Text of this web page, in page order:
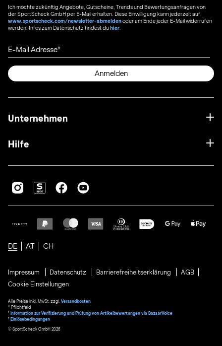
Ich möchte zukünftig Angebote, Gutscheine, Trends und Bewertungsanfragen von
der SportScheck GmbH per E-Mail erhalten. Diese Einwilligung kann jederzeit auf
www.sportscheck.com/newsletter-abmeldenoder am Ende jeder E-Mail widerrufen
werden. Infos zum Datenschutz findest duhier
E-Mail Adresse
Anmelden
Unternehmen
Hilfe
DE AT CH
Impressum Datenschutz Barrierefreiheitserklärung
AGB
Cookie Einstellungen
Alle Preise inkl. MwSt. zzgl. Versandkosten
* Pflichtfeld
1
Information zur Verifizierung und Prüfung von Artikelbewertungen via BazaarVoice
² Einlösebedingungen
© SportScheck GmbH 2026